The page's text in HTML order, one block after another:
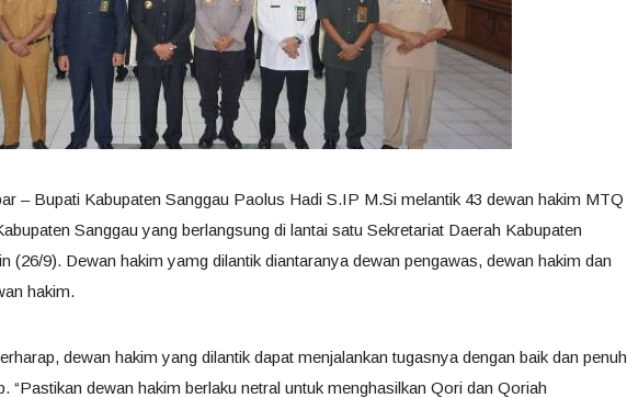
– Bupati Kabupaten Sanggau Paolus Hadi S.IP M.Si melantik 43 dewan hakim MTQ
Sanggau yang berlangsung di lantai satu Sekretariat Daerah Kabupaten
(26/9). Dewan hakim yamg dilantik diantaranya dewan pengawas, dewan hakim dan
hakim.
dewan hakim yang dilantik dapat menjalankan tugasnya dengan baik dan penuh
“Pastikan dewan hakim berlaku netral untuk menghasilkan Qori dan Qoriah